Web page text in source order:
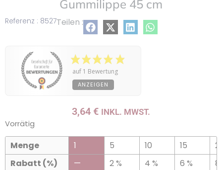
Referenz : 8527Teilen :
Gummilippe 45 cm
auf 1 Bewertung
ANZEIGEN
3,64 € INKL. MWST.
Vorrätig
Menge
Rabatt (%)
1
—
5
2 %
10
4 %
15
6 %
8